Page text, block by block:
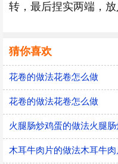
转，最后捏实两端，放
猜你喜欢
花卷的做法花卷怎么做
花卷的做法花卷怎么做
火腿肠炒鸡蛋的做法火腿
木耳牛肉片的做法木耳牛